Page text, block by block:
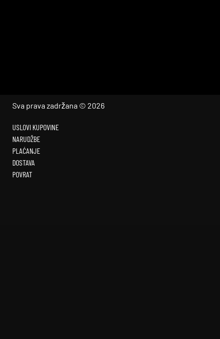
Sva prava zadržana © 2026
USLOVI KUPOVINE
NARUDŽBE
PLAĆANJE
DOSTAVA
POVRAT